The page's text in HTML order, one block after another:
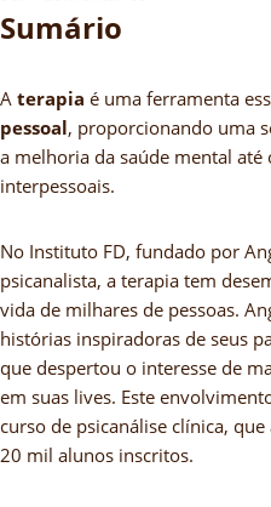
Sumário
A terapia é uma ferramenta
pessoal, proporcionando uma
a melhoria da saúde mental
interpessoais.
No Instituto FD, fundado por
psicanalista, a terapia tem
vida de milhares de pessoas.
histórias inspiradoras de seus
que despertou o interesse de
em suas lives. Este
curso de psicanálise clínica,
20 mil alunos inscritos.